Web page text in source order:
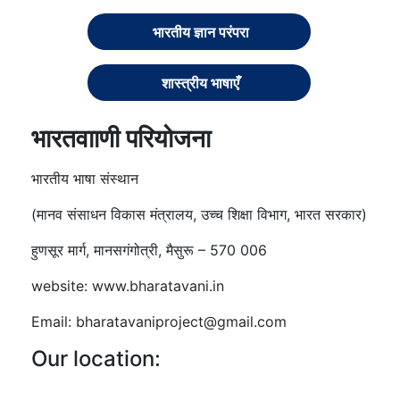
भारतीय ज्ञान परंपरा
शास्त्रीय भाषाएँ
भारतवााणी परियोजना
भारतीय भाषा संस्थान
(मानव संसाधन विकास मंत्रालय, उच्च शिक्षा विभाग, भारत सरकार)
हुणसूर मार्ग, मानसगंगोत्री, मैसुरू – 570 006
website: www.bharatavani.in
Email: bharatavaniproject@gmail.com
Our location: